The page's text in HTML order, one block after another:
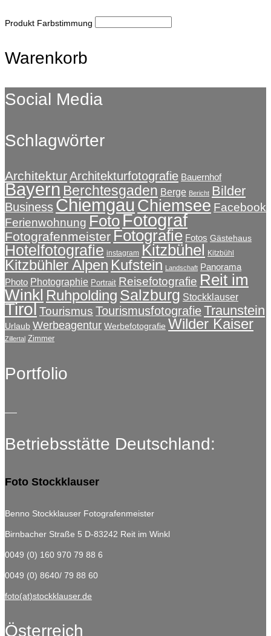
Produkt Farbstimmung
Warenkorb
Social Media
Schlagwörter
ArchitekturArchitekturfotografie Bauernhof
Bayern Berchtesgaden Berge Bericht Bilder
Business Chiemgau Chiemsee Facebook
Ferienwohnung Foto Fotograf
Fotografenmeister Fotografie Fotos Gästehaus
Hotelfotografie instagram Kitzbühel Kitzbühl
Kitzbühler Alpen Kufstein Landschaft Panorama
Photo Photographie Portrait Reisefotografie Reit im
Winkl Ruhpolding Salzburg Stockklauser
Tirol Tourismus TourismusfotografieTraunstein
Urlaub Werbeagentur Werbefotografie Wilder Kaiser
Zillertal Zimmer
Portfolio
Betriebsstätte Deutschland:
Foto Stockklauser
Benno Stockklauser Fotografenmeister
Birnbacher Straße 5 D-83242 Reit im Winkl
0049 (0) 160 970 79 88 6
0049 (0) 8640/ 79 88 60
foto(at)stockklauser.de
Österreich